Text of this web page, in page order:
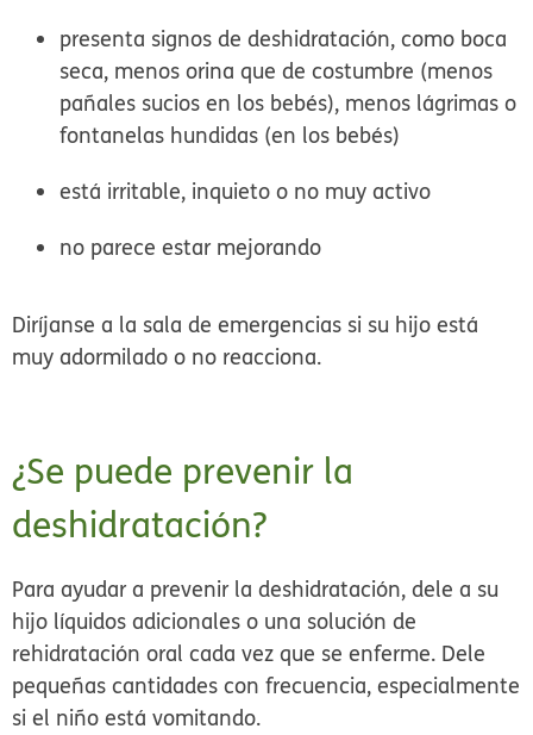
presenta signos de deshidratación, como boca
seca, menos orina que de costumbre (menos
pañales sucios en los bebés), menos lágrimas o
fontanelas hundidas (en los bebés)
está irritable, inquieto o no muy activo
no parece estar mejorando
Diríjanse a la sala de emergencias si su hijo está
muy adormilado o no reacciona.
¿Se puede prevenir la
deshidratación?
Para ayudar a prevenir la deshidratación, dele a su
hijo líquidos adicionales o una solución de
rehidratación oral cada vez que se enferme. Dele
pequeñas cantidades con frecuencia, especialmente
si el niño está vomitando.